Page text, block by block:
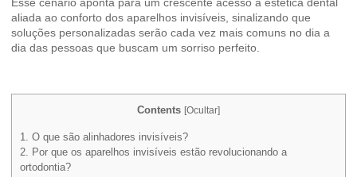
Esse cenário aponta para um crescente acesso à estética dental
aliada ao conforto dos aparelhos invisíveis, sinalizando que
soluções personalizadas serão cada vez mais comuns no dia a
dia das pessoas que buscam um sorriso perfeito.
Contents [Ocultar]
1.
O que são alinhadores invisíveis?
2. Por que os aparelhos invisíveis estão revolucionando a
ortodontia?